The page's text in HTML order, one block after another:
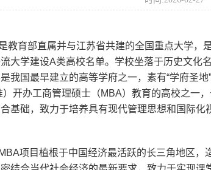
教育部直属并与江苏省共建的全国重点大学，
大学建设A类高校名单。学校坐落于历史文化
我国最早建立的高等学府之一，素有“学府圣
）开办工商管理硕士（MBA）教育的高校之一
基础，致力于培养具有现代管理思想和国际化
项目植根于中国经济最活跃的长三角地区